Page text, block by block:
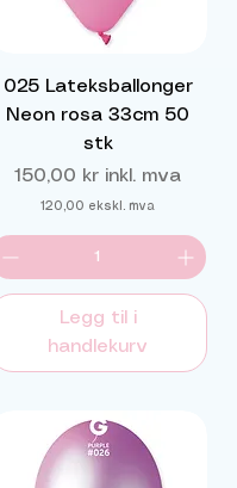
025 Lateksballonger
Neon rosa 33cm 50
stk
Pris
150,00 kr inkl. mva
120,00 ekskl. mva
Legg til i
handlekurv